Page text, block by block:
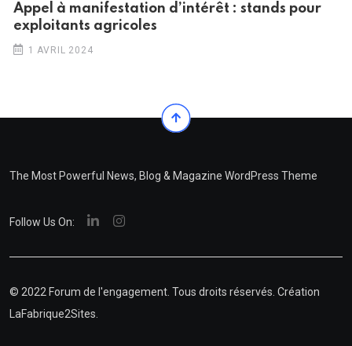
Appel à manifestation d’intérêt : stands pour
exploitants agricoles
1 AVRIL 2024
The Most Powerful News, Blog & Magazine WordPress Theme
Follow Us On:
© 2022 Forum de l'engagement . Tous droits réservés. Création
LaFabrique2Sites